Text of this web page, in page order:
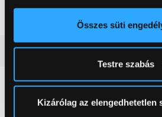
elhelyezkedéséről pár méteres
Az Ön készülékén
módjairól és adja meg
pontban. Bármikor módosíthatja
Sütinyilatkozathoz való
Összes süti
Testre szabás
Kizárólag az elengedhetetlen
Vásárlói vélemények(0)
0